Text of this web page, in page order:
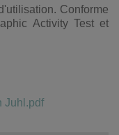
Conforme
Activity Test et
Juhl.pdf